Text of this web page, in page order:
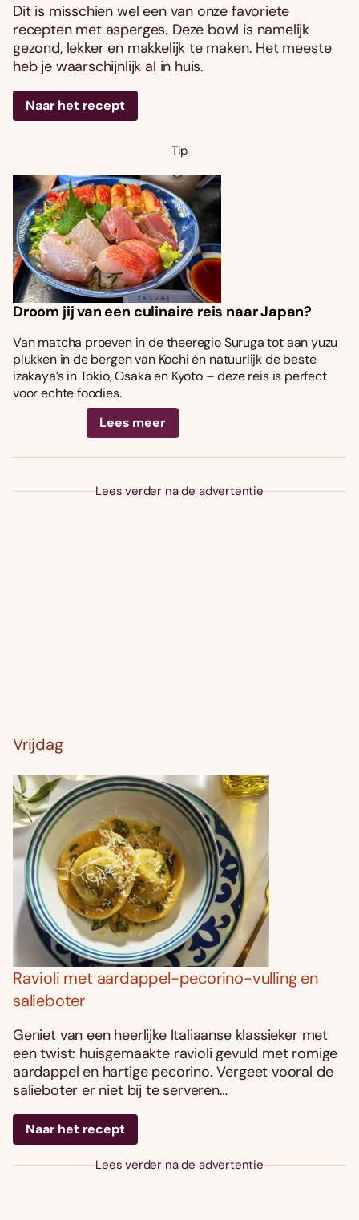
Dit is misschien wel een van onze favoriete
recepten met asperges. Deze bowl is namelijk
gezond, lekker en makkelijk te maken. Het meeste
heb je waarschijnlijk al in huis.
Naar het recept
Tip
Droom jij van een culinaire reis naar Japan?
Van matcha proeven in de theeregio Suruga tot aan yuzu
plukken in de bergen van Kochi én natuurlijk de beste
izakaya’s in Tokio, Osaka en Kyoto – deze reis is perfect
voor echte foodies.
Lees meer
Lees verder na de advertentie
Vrijdag
Ravioli met aardappel-pecorino-vulling en
salieboter
Geniet van een heerlijke Italiaanse klassieker met
een twist: huisgemaakte ravioli gevuld met romige
aardappel en hartige pecorino. Vergeet vooral de
salieboter er niet bij te serveren…
Naar het recept
Lees verder na de advertentie